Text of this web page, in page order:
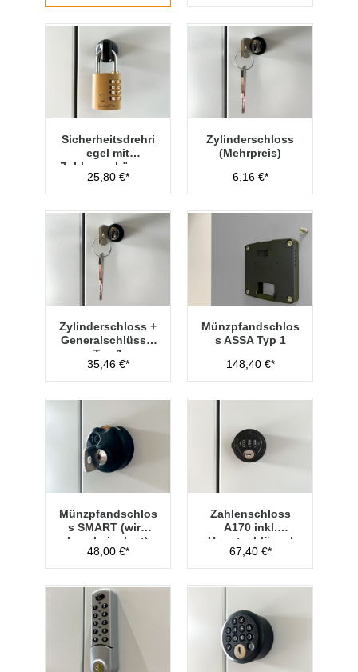
Sicherheitsdrehri
egel mit
Zahlenvorhänges
chloss Typ 1
25,80 €*
Zylinderschloss
(Mehrpreis)
6,16 €*
Zylinderschloss +
Generalschlüssel
Typ 1
35,46 €*
Münzpfandschlos
s ASSA Typ 1
148,40 €*
Münzpfandschlos
s SMART (wird
lose beigelegt)
48,00 €*
Zahlenschloss
A170 inkl.
Hauptschlüssel
Typ 1
67,40 €*